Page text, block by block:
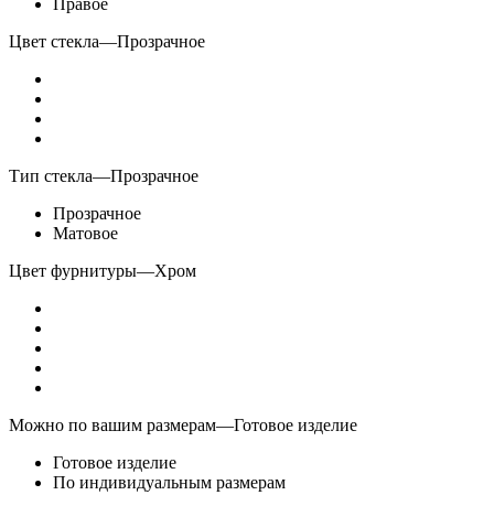
Цвет стекла—Прозрачное
Тип стекла—Прозрачное
Прозрачное
Матовое
Цвет фурнитуры—Хром
Можно по вашим размерам—Готовое изделие
Готовое изделие
По индивидуальным размерам